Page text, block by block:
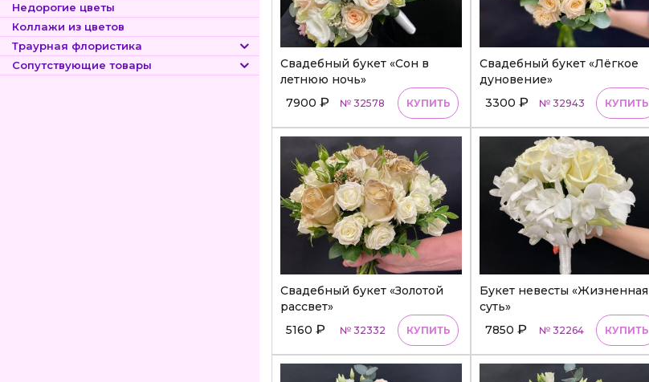
Недорогие цветы
Коллажи из цветов
Траурная флористика
Сопутствующие товары
Свадебный букет «Сон в
летнюю ночь»
7900 ₽ № 32578 КУПИТЬ
Свадебный букет «Лёгкое
дуновение»
3300 ₽ № 32943 КУПИТЬ
Свадебный букет «Золотой
рассвет»
5160 ₽ № 32332 КУПИТЬ
Букет невесты «Жизненная
суть»
7850 ₽ № 32264 КУПИТЬ